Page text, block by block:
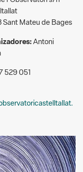
529 051